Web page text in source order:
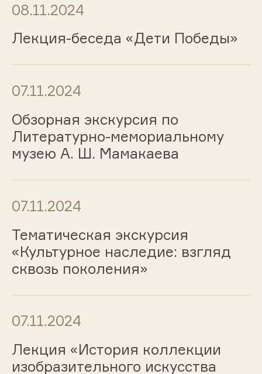
08.11.2024
Лекция-беседа «Дети Победы»
07.11.2024
Обзорная экскурсия по
Литературно-мемориальному
музею А. Ш. Мамакаева
07.11.2024
Тематическая экскурсия
«Культурное наследие: взгляд
сквозь поколения»
07.11.2024
Лекция «История коллекции
изобразительного искусства